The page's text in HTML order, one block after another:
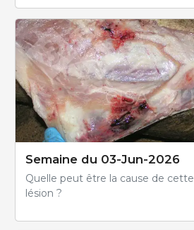
Semaine du 03-Jun-2026
Quelle peut être la cause de cette
lésion ?